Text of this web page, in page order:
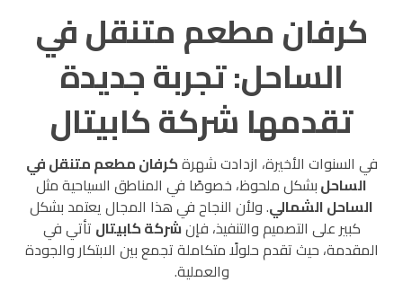
كرفان مطعم متنقل في
الساحل: تجربة جديدة
تقدمها شركة كابيتال
في السنوات الأخيرة، ازدادت شهرةكرفان مطعم متنقل في
الساحلبشكل ملحوظ، خصوصًا في المناطق السياحية مثل
الساحل الشمالي. ولأن النجاح في هذا المجال يعتمد بشكل
كبير على التصميم والتنفيذ، فإنشركة كابيتال تأتي في
المقدمة، حيث تقدم حلولًا متكاملة تجمع بين الابتكار والجودة
والعملية.